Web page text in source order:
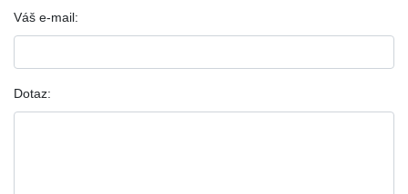
Váš e-mail:
Dotaz: